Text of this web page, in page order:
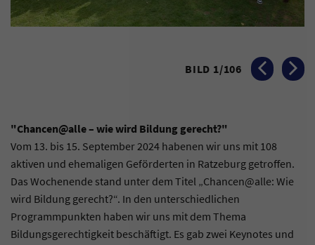
BILD 1/106 VORHERIGES
"Chancen@alle – wie wird Bildung gerecht?"
Vom 13. bis 15. September 2024 habenen wir uns mit 108
aktiven und ehemaligen Geförderten in Ratzeburg getroffen.
Das Wochenende stand unter dem Titel „Chancen@alle: Wie
wird Bildung gerecht?“. In den unterschiedlichen
Programmpunkten haben wir uns mit dem Thema
Bildungsgerechtigkeit beschäftigt. Es gab zwei Keynotes und